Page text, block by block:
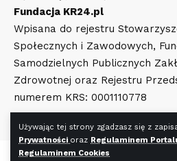
Używając tej strony zgadzasz się z
Prywatności oraz Regulaminem
Regulaminem Cookies
Fundacja KR24.pl
Wpisana do rejestru
Społecznych i Zawodowych,
Samodzielnych Publicznych
Zdrowotnej oraz Rejestru
numerem KRS: 0001110778
©KR24.plWszystkie prawa